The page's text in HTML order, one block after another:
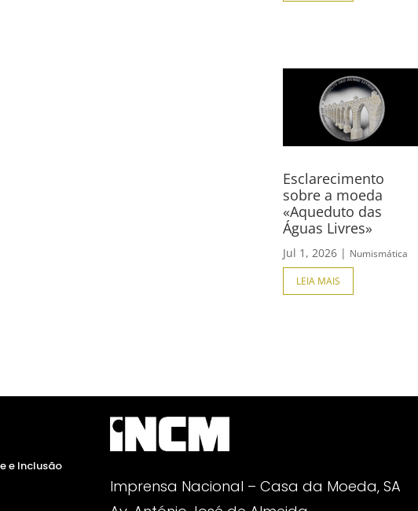
Esclarecimento
sobre a moeda
«Aqueduto das
Águas Livres»
Jul 1, 2026 | Numismática
LEIA MAIS
e Inclusão
Imprensa Nacional – Casa da Moeda, SA